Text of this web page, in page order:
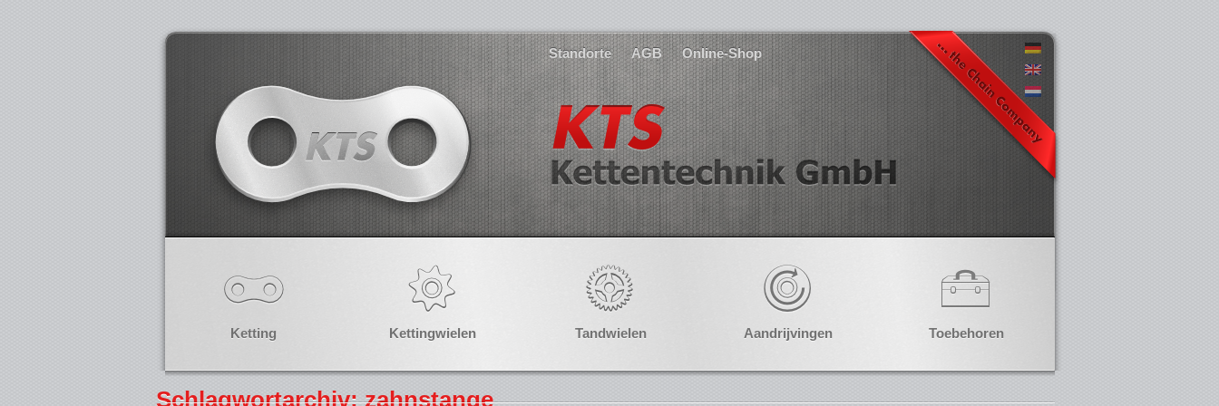
Standorte AGB Online-Shop
Ketting Kettingwielen Tandwielen Aandrijvingen Toebehoren
Schlagwortarchiv: zahnstange